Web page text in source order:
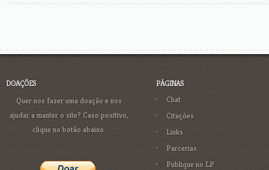
DOAÇÕES
Quer nos fazer uma doação e nos
ajudar a manter o site? Caso positivo,
clique no botão abaixo.
PÁGINAS
Chat
Citações
Links
Parcerias
Publique no LP